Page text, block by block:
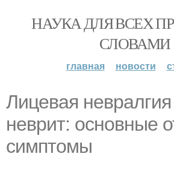
НАУКА ДЛЯ ВСЕХ
СЛОВАМИ
главная новости
Лицевая
неврит: основные
симптомы